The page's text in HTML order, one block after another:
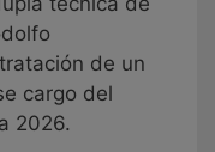
de un
cargo del
2026.